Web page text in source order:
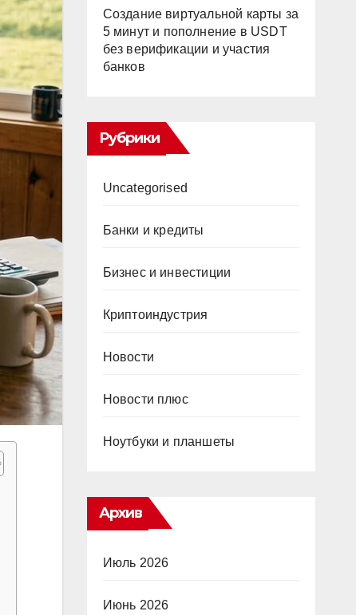
Создание виртуальной карты за
5 минут и пополнение в USDT
без верификации и участия
банков
Рубрики
Uncategorised
Банки и кредиты
Бизнес и инвестиции
Криптоиндустрия
Новости
Новости плюс
Ноутбуки и планшеты
Архив
Июль 2026
Июнь 2026